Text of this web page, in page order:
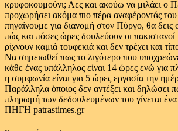
κρυφοκουμούνι; Λες και ακούω να μιλάει ο
προχωρήσει ακόμα πιο πέρα αναφέροντάς
πηγαίνουμε για διανομή στον Πύργο, θα
πώς και πόσες ώρες δουλεύουν οι πακιστανοί
ρίχνουν καμιά τουφεκιά και δεν τρέχει και
Να σημειωθεί πως το λιγότερο που
κάθε ένας υπάλληλος είναι 14 ώρες ενώ για
η συμφωνία είναι για 5 ώρες εργασία την
Παράλληλα όποιος δεν αντέξει και δηλώσει
πληρωμή των δεδουλευμένων του γίνεται
ΠΗΓΗ patrastimes.gr